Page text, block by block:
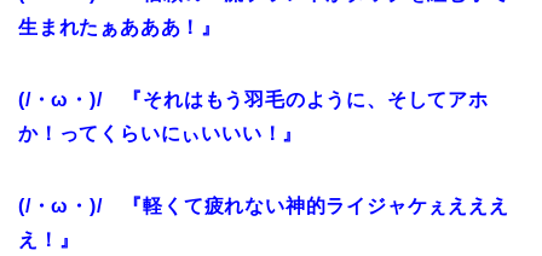
生まれたぁあああ！』
(/・ω・)/ 『それはもう羽毛のように、そしてアホ
か！ってくらいにぃいいい！』
(/・ω・)/ 『軽くて疲れない神的ライジャケぇえええ
え！』